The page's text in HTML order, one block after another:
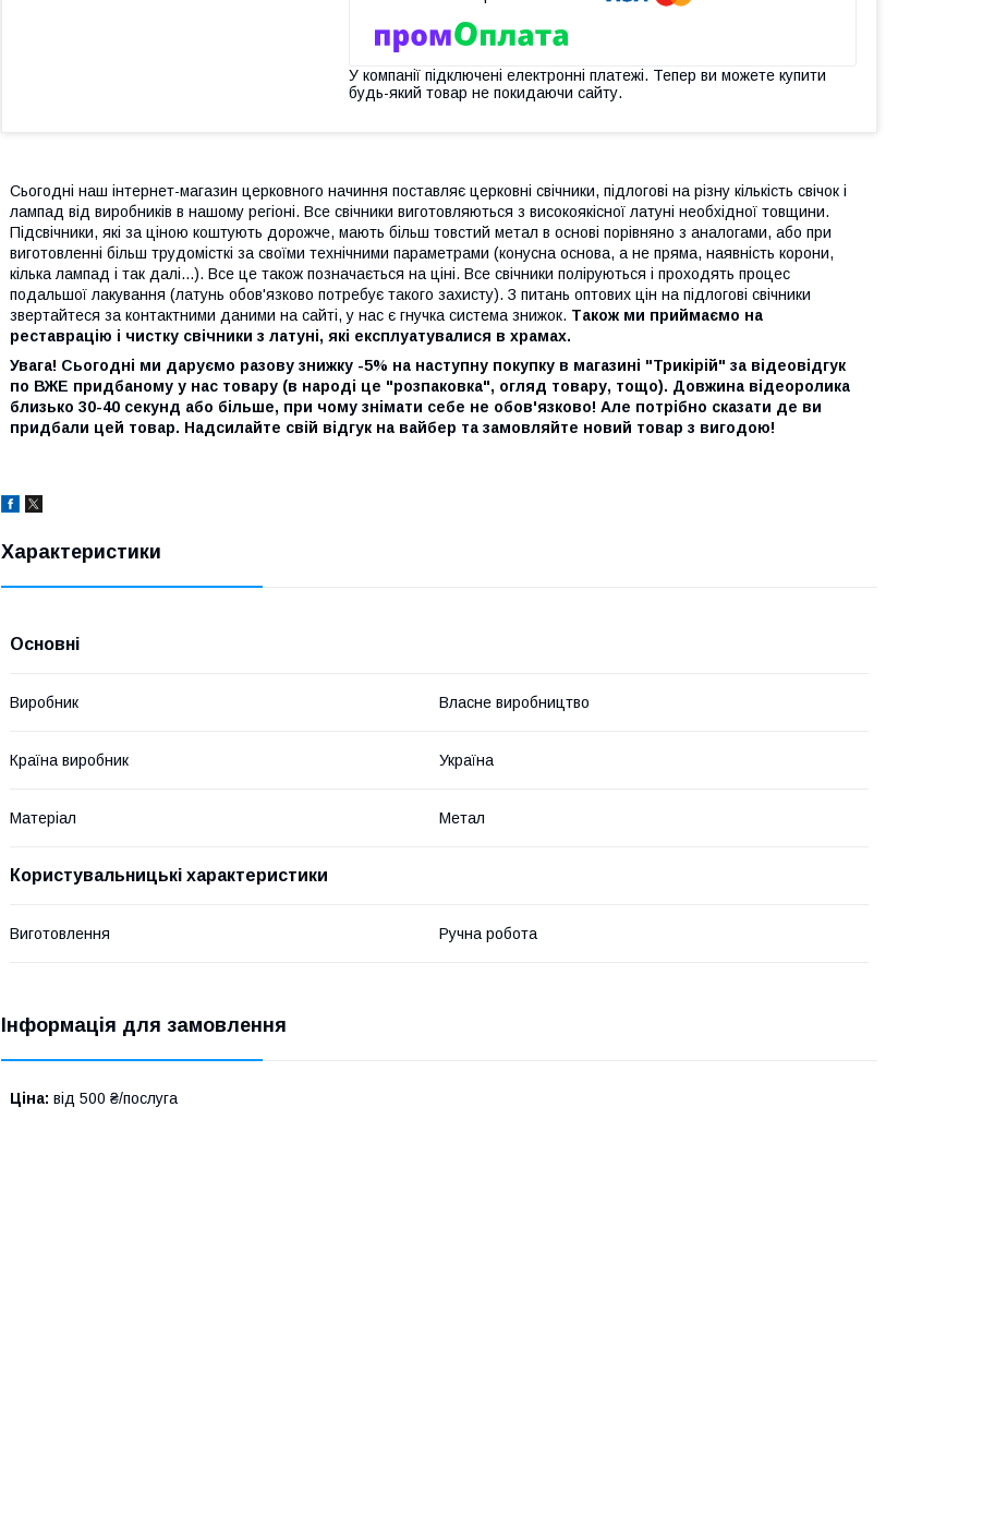
У компанії підключені електронні платежі. Тепер ви можете купити
будь-який товар не покидаючи сайту.
Сьогодні наш інтернет-магазин церковного начиння поставляє церковні свічники, підлогові на різну кількість свічок і
лампад від виробників в нашому регіоні. Все свічники виготовляються з високоякісної латуні необхідної товщини.
Підсвічники, які за ціною коштують дорожче, мають більш товстий метал в основі порівняно з аналогами, або при
виготовленні більш трудомісткі за своїми технічними параметрами (конусна основа, а не пряма, наявність корони,
кілька лампад і так далі...). Все це також позначається на ціні. Все свічники поліруються і проходять процес
подальшої лакування (латунь обов'язково потребує такого захисту). З питань оптових цін на підлогові свічники
звертайтеся за контактними даними на сайті, у нас є гнучка система знижок. Також ми приймаємо на
реставрацію і чистку свічники з латуні, які експлуатувалися в храмах.
Увага! Сьогодні ми даруємо разову знижку -5% на наступну покупку в магазині "Трикірій" за відеовідгук
по ВЖЕ придбаному у нас товару (в народі це "розпаковка", огляд товару, тощо). Довжина відеоролика
близько 30-40 секунд або більше, при чому знімати себе не обов'язково! Але потрібно сказати де ви
придбали цей товар. Надсилайте свій відгук на вайбер та замовляйте новий товар з вигодою!
Характеристики
Основні
Виробник Власне виробництво
Країна виробник Україна
Матеріал Метал
Користувальницькі характеристики
Виготовлення Ручна робота
Інформація для замовлення
Ціна: від 500 ₴/послуга